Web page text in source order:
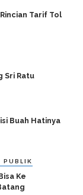
Tarif Tol
Sri Ratu
Buah Hatinya
PUBLIK
Ke